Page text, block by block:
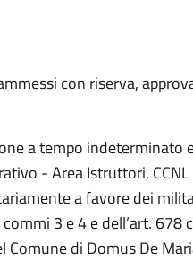
con riserva,
a tempo indeterminato
- Area Istruttori,
a favore dei
3 e 4 e dell’art. 678
di Domus De